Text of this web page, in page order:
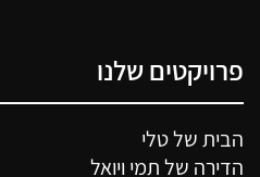
פרויקטים שלנו
הבית של טלי
הדירה של תמי ויואל